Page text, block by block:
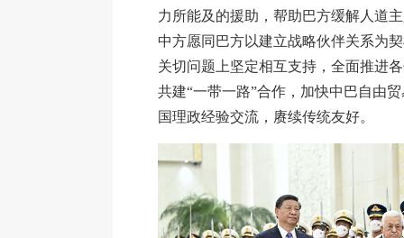
力所能及的援助，帮助巴方缓解人道
中方愿同巴方以建立战略伙伴关系为
关切问题上坚定相互支持，全面推进
共建“一带一路”合作，加快中巴自由
国理政经验交流，赓续传统友好。